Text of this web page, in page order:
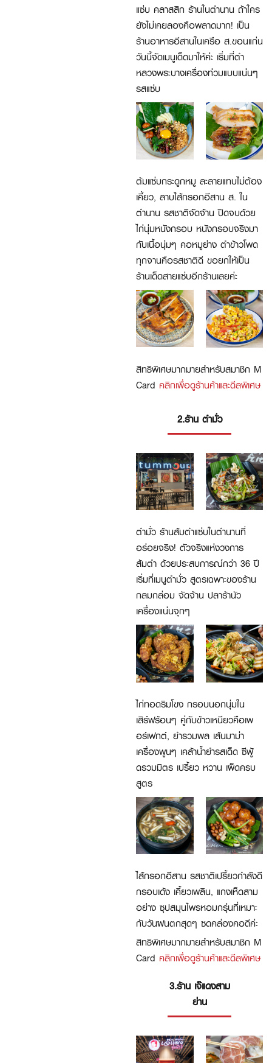
แซ่บ คลาสสิก ร้านในตำนาน ถ้าใคร
ยังไม่เคยลองคือพลาดมาก! เป็น
ร้านอาหารอีสานในเครือ ส.ขอนแก่น
วันนี้จัดเมนูเด็ดมาให้ค่ะ เริ่มที่ตำ
หลวงพระบางเครื่องท่วมแบบแน่นๆ
รสแซ่บ
ต้มแซ่บกระดูกหมู ละลายแทบไม่ต้อง
เคี้ยว, ลาบไส้กรอกอีสาน ส. ใน
ตำนาน รสชาติจัดจ้าน ปิดจบด้วย
ไก่นุ่มหนังกรอบ หนังกรอบจริงมา
กับเนื้อนุ่มๆ คอหมูย่าง ตำข้าวโพด
ทุกจานคือรสชาติดี ขอยกให้เป็น
ร้านเด็ดสายแซ่บอีกร้านเลยค่ะ
สิทธิพิเศษมากมายสำหรับสมาชิก M
Card คลิกเพื่อดูร้านค้าและดีลพิเศษ
2.ร้าน ตำมั่ว
ตำมั่ว ร้านส้มตำแซ่บในตำนานที่
อร่อยจริง! ตัวจริงแห่งวงการ
ส้มตำ ด้วยประสบการณ์กว่า 36 ปี
เริ่มที่เมนูตำมั่ว สูตรเฉพาะของร้าน
กลมกล่อม จัดจ้าน ปลาร้านัว
เครื่องแน่นจุกๆ
ไก่ทอดริมโขง กรอบนอกนุ่มใน
เสิร์ฟร้อนๆ คู่กับข้าวเหนียวคือเพ
อร์เฟกต์, ยำรวมพล เส้นมาม่า
เครื่องพูนๆ เคล้าน้ำยำรสเด็ด ซีฟู้
ดรวมมิตร เปรี้ยว หวาน เผ็ดครบ
สูตร
ไส้กรอกอีสาน รสชาติเปรี้ยวกำลังดี
กรอบเด้ง เคี้ยวเพลิน, แกงเห็ดสาม
อย่าง ซุปสมุนไพรหอมกรุ่นที่เหมาะ
กับวันฝนตกสุดๆ ซดคล่องคอดีค่ะ
สิทธิพิเศษมากมายสำหรับสมาชิก M
Card คลิกเพื่อดูร้านค้าและดีลพิเศษ
3.ร้าน เจ๊แดงสาม
ย่าน